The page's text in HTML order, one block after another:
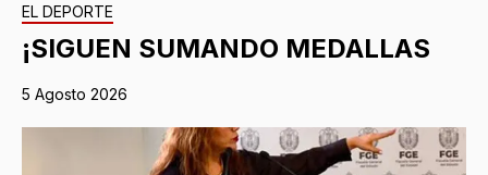
EL DEPORTE
¡SIGUEN SUMANDO MEDALLAS
5 Agosto 2026